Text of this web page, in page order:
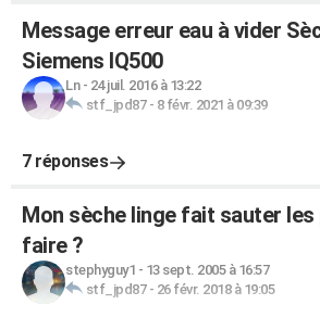
Message erreur eau à vider
Siemens IQ500
Ln- 24 juil. 2016 à 13:22
stf_jpd87- 8 févr. 2021 à 09:39
7 réponses
Mon sèche linge fait sauter les
faire ?
stephyguy1 - 13 sept. 2005 à 16:57
stf_jpd87- 26 févr. 2018 à 19:05